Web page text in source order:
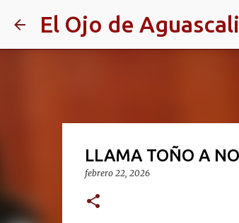
El Ojo de
LLAMA TOÑO A
febrero 22, 2026